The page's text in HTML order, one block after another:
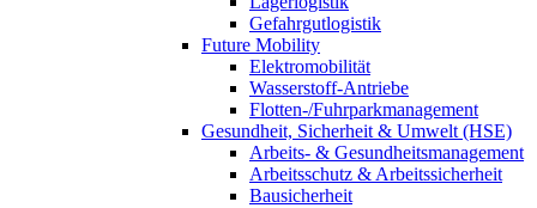
Gefahrgutlogistik
Future Mobility
Elektromobilität
Wasserstoff-Antriebe
Flotten-/Fuhrparkmanagement
Gesundheit, Sicherheit & Umwelt (HSE)
Arbeits- & Gesundheitsmanagement
Arbeitsschutz & Arbeitssicherheit
Bausicherheit